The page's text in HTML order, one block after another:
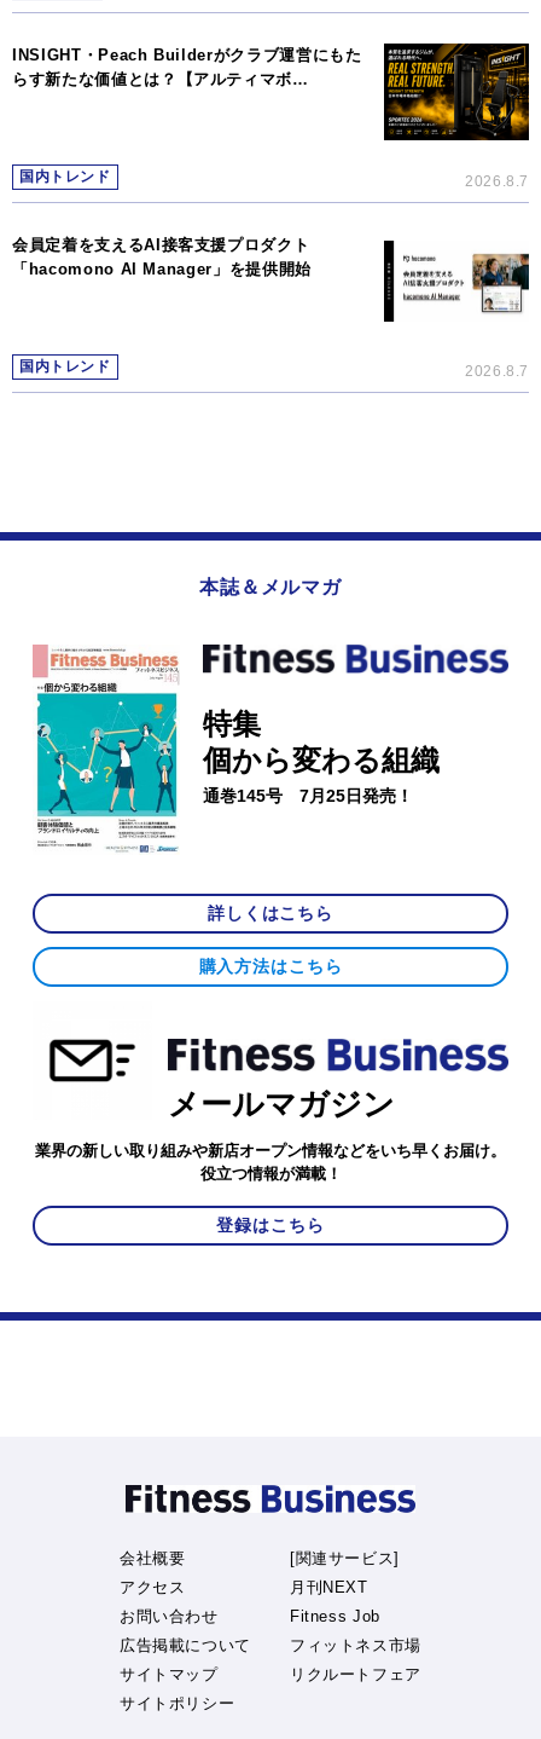
INSIGHT・Peach Builderがクラブ運営にもた
らす新たな価値とは？【アルティマボ…
国内トレンド 2026.8.7
会員定着を支えるAI接客支援プロダクト
「hacomono AI Manager」を提供開始
国内トレンド 2026.8.7
本誌＆メルマガ
特集
個から変わる組織
通巻145号 7月25日発売！
詳しくはこちら
購入方法はこちら
メールマガジン
業界の新しい取り組みや新店オープン情報などをいち早くお届け。
役立つ情報が満載！
登録はこちら
会社概要
アクセス
お問い合わせ
広告掲載について
サイトマップ
サイトポリシー
[関連サービス]
月刊NEXT
Fitness Job
フィットネス市場
リクルートフェア